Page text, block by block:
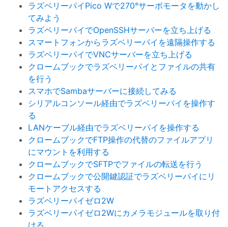
ラズベリーパイPico Wで270°サーボモータを動かし
てみよう
ラズベリーパイでOpenSSHサーバーを立ち上げる
スマートフォンからラズベリーパイを遠隔操作する
ラズベリーパイでVNCサーバーを立ち上げる
クロームブックでラズベリーパイとファイルの共有
を行う
スマホでSambaサーバーに接続してみる
シリアルコンソール経由でラズベリーパイを操作す
る
LANケーブル経由でラズベリーパイを操作する
クロームブックでFTP操作の代替のファイルアプリ
にマウントを利用する
クロームブックでSFTPでファイルの転送を行う
クロームブックで公開鍵認証でラズベリーパイにリ
モートアクセスする
ラズベリーパイゼロ2W
ラズベリーパイゼロ2Wにカメラモジュールを取り付